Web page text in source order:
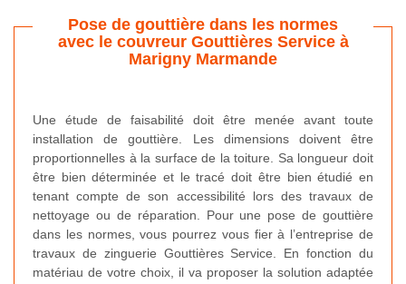
Pose de gouttière dans les normes
avec le couvreur Gouttières Service à
Marigny Marmande
Une étude de faisabilité doit être menée avant toute
installation de gouttière. Les dimensions doivent être
proportionnelles à la surface de la toiture. Sa longueur doit
être bien déterminée et le tracé doit être bien étudié en
tenant compte de son accessibilité lors des travaux de
nettoyage ou de réparation. Pour une pose de gouttière
dans les normes, vous pourrez vous fier à l’entreprise de
travaux de zinguerie Gouttières Service. En fonction du
matériau de votre choix, il va proposer la solution adaptée